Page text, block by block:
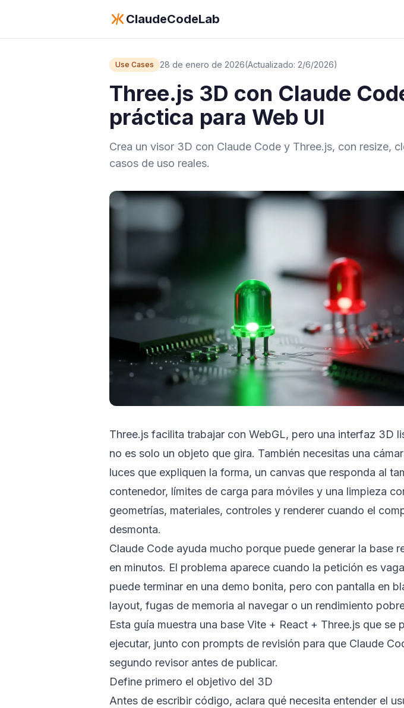
ClaudeCodeLab
Use Cases 28 de enero de 2026(Actualizado: 2/6/2026)
Three.js 3D con Claude
práctica para Web UI
Crea un visor 3D con Claude Code y Three.js, con resize,
casos de uso reales.
Three.js facilita trabajar con WebGL, pero una interfaz 3D
no es solo un objeto que gira. También necesitas una
luces que expliquen la forma, un canvas que responda al
contenedor, límites de carga para móviles y una limpieza
geometrías, materiales, controles y renderer cuando el
desmonta.
Claude Code ayuda mucho porque puede generar la base
en minutos. El problema aparece cuando la petición es
puede terminar en una demo bonita, pero con pantalla en
layout, fugas de memoria al navegar o un rendimiento
Esta guía muestra una base Vite + React + Three.js que se
ejecutar, junto con prompts de revisión para que Claude
segundo revisor antes de publicar.
Define primero el objetivo del 3D
Antes de escribir código, aclara qué necesita entender el